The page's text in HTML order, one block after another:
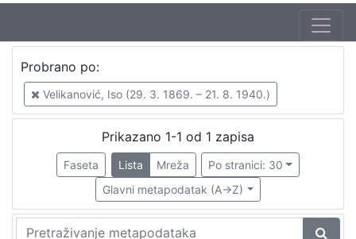
Jezik
hrvatski
Knjige za djecu i mladež
Probrano po:
Velikanović, Iso (29. 3. 1869. – 21. 8. 1940.)
Prikazano 1-1 od 1 zapisa
Faseta Lista Mreža
Po stranici: 30
Glavni metapodatak (A->Z)